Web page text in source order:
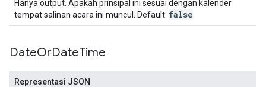
Hanya output. Apakah prinsipal ini sesuai dengan kalender
tempat salinan acara ini muncul. Default: false
DateOrDateTime
Representasi JSON